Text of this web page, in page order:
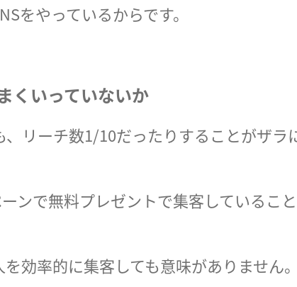
をやっているからです。
くいっていないか
リーチ数1/10だったりすることがザラ
ンで無料プレゼントで集客しているこ
効率的に集客しても意味がありません。